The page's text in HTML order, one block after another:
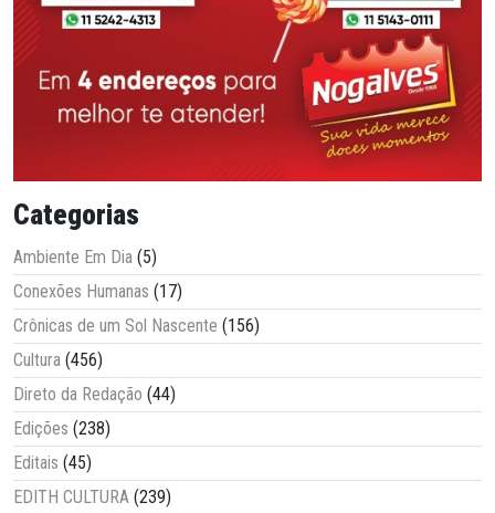
Categorias
Ambiente Em Dia (5)
Conexões Humanas (17)
Crônicas de um Sol Nascente (156)
Cultura (456)
Direto da Redação (44)
Edições (238)
Editais (45)
EDITH CULTURA (239)